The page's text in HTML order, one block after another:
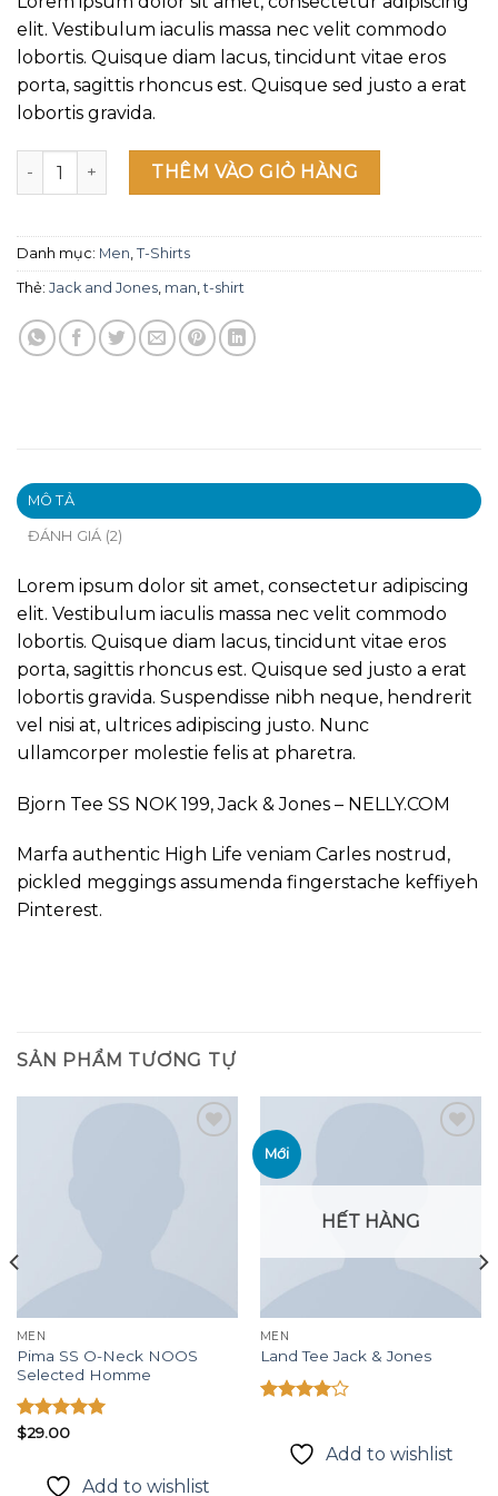
đánh
giá
elit. Vestibulum iaculis massa nec velit commodo
lobortis. Quisque diam lacus, tincidunt vitae eros
porta, sagittis rhoncus est. Quisque sed justo a erat
lobortis gravida.
Bjorn Tee SS Jack & Jones số lượng
THÊM VÀO GIỎ HÀNG
Danh mục: Men T-Shirts
Thẻ: Jack and Jones man ,t-shirt
MÔ TẢ
ĐÁNH GIÁ (2)
Lorem ipsum dolor sit amet, consectetur adipiscing
elit. Vestibulum iaculis massa nec velit commodo
lobortis. Quisque diam lacus, tincidunt vitae eros
porta, sagittis rhoncus est. Quisque sed justo a erat
lobortis gravida. Suspendisse nibh neque, hendrerit
vel nisi at, ultrices adipiscing justo. Nunc
ullamcorper molestie felis at pharetra.
Bjorn Tee SS NOK 199, Jack & Jones – NELLY.COM
Marfa authentic High Life veniam Carles nostrud,
pickled meggings assumenda fingerstache keffiyeh
Pinterest.
SẢN PHẨM TƯƠNG TỰ
MEN
Pima SS O-Neck NOOS
Selected Homme
Được xếp
$29.00
Add to wishlist
Mới
HẾT HÀNG
MEN
Land Tee Jack & Jones
4.005
Add to wishlist